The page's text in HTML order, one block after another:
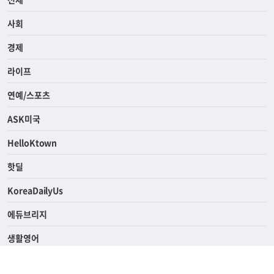
사회
경제
라이프
연예/스포츠
ASK미국
HelloKtown
핫딜
KoreaDailyUs
에듀브리지
생활영어